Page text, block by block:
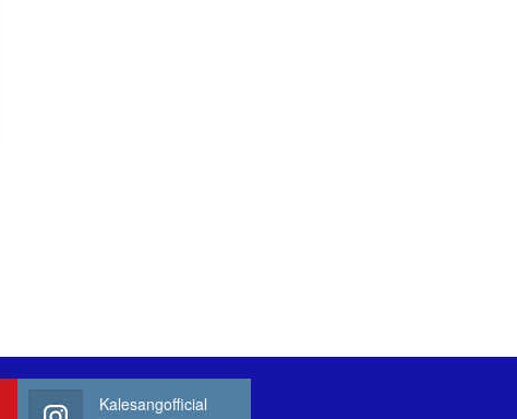
Kalesangofficial